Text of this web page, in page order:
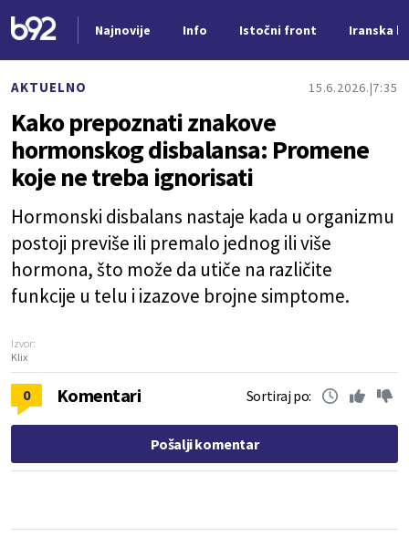
Najnovije Info Istočni front Iranska
AKTUELNO 15.6.2026. 7:35
Kako prepoznati znakove
hormonskog disbalansa: Promene
koje ne treba ignorisati
Hormonski disbalans nastaje kada u organizmu
postoji previše ili premalo jednog ili više
hormona, što može da utiče na različite
funkcije u telu i izazove brojne simptome.
Izvor:
Klix
0 Komentari Sortiraj po:
Pošalji komentar